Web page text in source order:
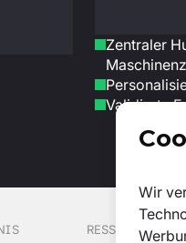
Zentraler
Validierte
RESSOURCEN
Wir